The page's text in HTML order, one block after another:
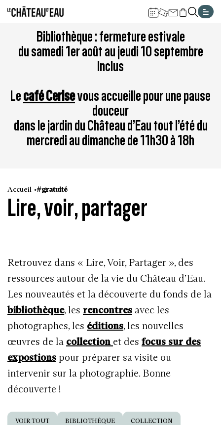
Aller
contenu
Aller
à
la
navigation
à
la
recherche
Aller
au
pied
plan
Bibliothèque : fermeture estivale
du samedi 1er août au jeudi 10 septembre
inclus
Lecafé Cerisevous accueille pour une pause
douceur
dans le jardin du Château d’Eau tout l’été du
mercredi au dimanche de 11h30 à 18h
Accueil #gratuité
Lire, voir, partager
Retrouvez dans « Lire, Voir, Partager », des
ressources autour de la vie du Château d’Eau.
Les nouveautés et la découverte du fonds de la
bibliothèque, les rencontres avec les
photographes, les éditions, les nouvelles
œuvres de la collection et des focus sur des
expostions pour préparer sa visite ou
intervenir sur la photographie. Bonne
découverte !
VOIR TOUT BIBLIOTHÈQUE COLLECTION